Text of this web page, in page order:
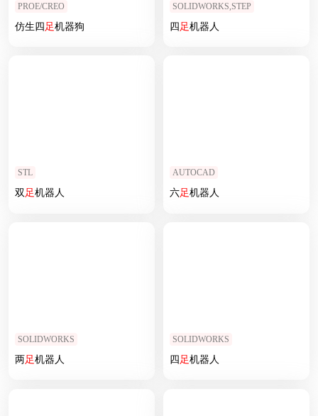
PROE/CREO
仿生四足机器狗
SOLIDWORKS,STEP
四足机器人
STL
双足机器人
AUTOCAD
六足机器人
SOLIDWORKS
两足机器人
SOLIDWORKS
四足机器人